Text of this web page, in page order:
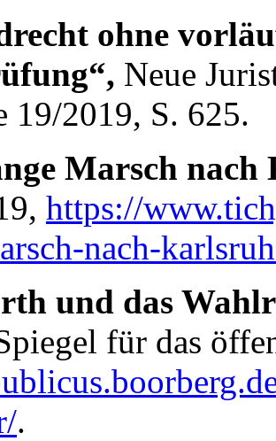
ohne
Neue
19/2019, S. 625.
Marsch
https://
nach-
und das
für das
.